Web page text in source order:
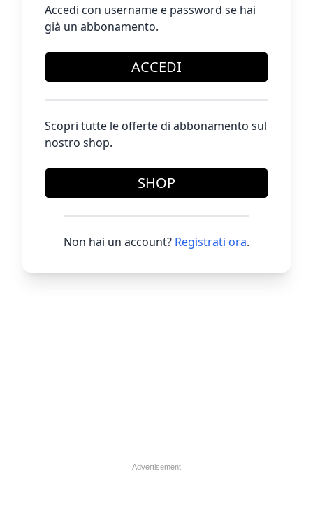
Accedi con username e password se hai
già un abbonamento.
ACCEDI
Scopri tutte le offerte di abbonamento sul
nostro shop.
SHOP
Non hai un account? Registrati ora.